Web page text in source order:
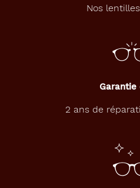
Nos
Garantie
2 ans de